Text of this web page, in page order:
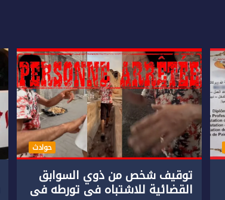
حوادث
توقيف شخص من ذوي السوابق
القضائية للاشتباه في تورطه في